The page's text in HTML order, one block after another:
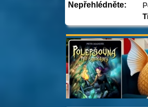
Nepřehlédněte: